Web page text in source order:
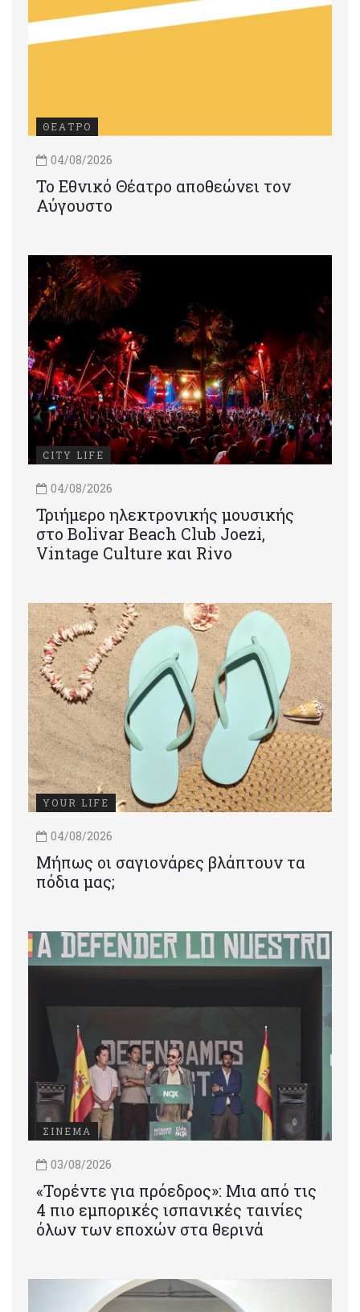
ΘΕΑΤΡΟ
04/08/2026
Το Εθνικό Θέατρο αποθεώνει τον
Αύγουστο
CITY LIFE
04/08/2026
Τριήμερο ηλεκτρονικής μουσικής
στο Bolivar Beach Club Joezi,
Vintage Culture και Rivo
YOUR LIFE
04/08/2026
Μήπως οι σαγιονάρες βλάπτουν τα
πόδια μας;
ΣΙΝΕΜΑ
03/08/2026
«Τορέντε για πρόεδρος»: Mια από τις
4 πιο εμπορικές ισπανικές ταινίες
όλων των εποχών στα θερινά